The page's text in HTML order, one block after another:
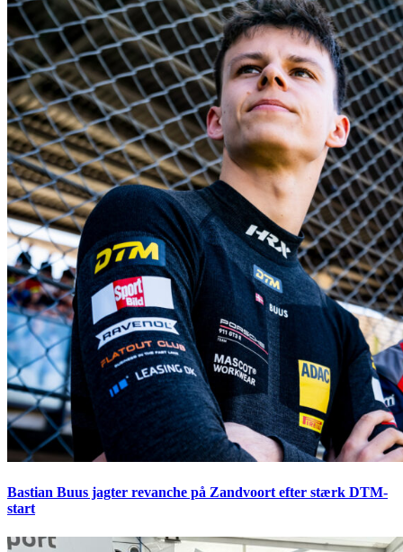
Bastian Buus jagter revanche på Zandvoort efter stærk DTM-
start